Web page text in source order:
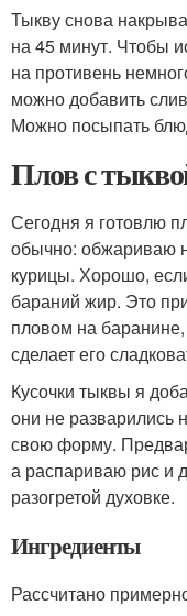
Тыкву снова
на 45 минут. Чтобы
на противень
можно добавить
Можно посыпать
Плов с
Сегодня я готовлю
обычно: обжариваю
курицы. Хорошо,
бараний жир. Это
пловом на
сделает его
Кусочки тыквы я
они не разварились
свою форму.
а распариваю рис и
разогретой духовке.
Ингредиенты
Рассчитано